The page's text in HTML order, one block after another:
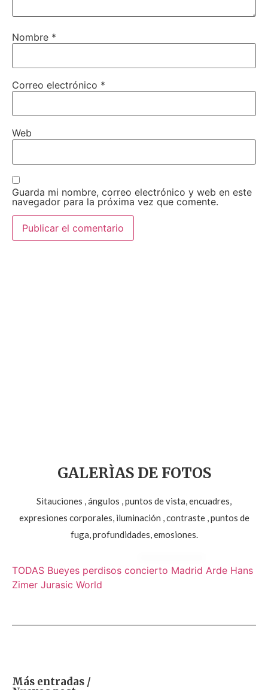
Nombre *
Correo electrónico *
Web
Guarda mi nombre, correo electrónico y web en este
navegador para la próxima vez que comente.
GALERÌAS DE FOTOS
Sitauciones , ángulos , puntos de vista, encuadres,
expresiones corporales, iluminación , contraste , puntos de
fuga, profundidades, emosiones.
TODAS Bueyes perdisos concierto Madrid Arde Hans
Zimer Jurasic World
Más entradas /